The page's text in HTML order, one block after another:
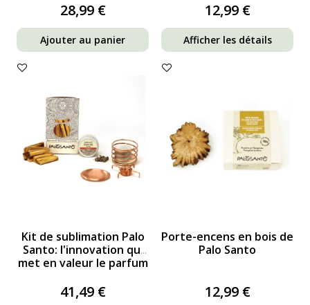
28,99 €
Ajouter au panier
12,99 €
Afficher les détails
Kit de sublimation Palo
Santo: l'innovation qui
met en valeur le parfum
41,49 €
Porte-encens en bois de
Palo Santo
12,99 €